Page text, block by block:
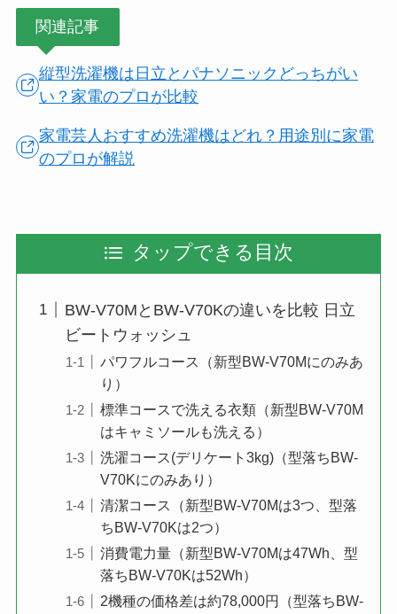
関連記事
縦型洗濯機は日立とパナソニックどっちがい
い？家電のプロが比較
家電芸人おすすめ洗濯機はどれ？用途別に家電
のプロが解説
タップできる目次
BW-V70MとBW-V70Kの違いを比較 日立
ビートウォッシュ
パワフルコース（新型BW-V70Mにのみあ
り）
標準コースで洗える衣類（新型BW-V70M
はキャミソールも洗える）
洗濯コース(デリケート3kg)（型落ちBW-
V70Kにのみあり）
清潔コース（新型BW-V70Mは3つ、型落
ちBW-V70Kは2つ）
消費電力量（新型BW-V70Mは47Wh、型
落ちBW-V70Kは52Wh）
2機種の価格差は約78,000円（型落ちBW-